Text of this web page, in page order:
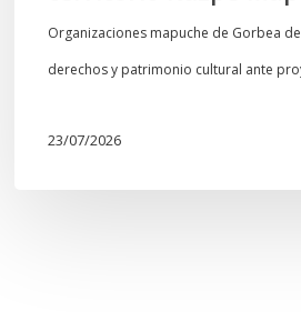
Organizaciones mapuche de Gorbea
derechos y patrimonio cultural ante
23/07/2026